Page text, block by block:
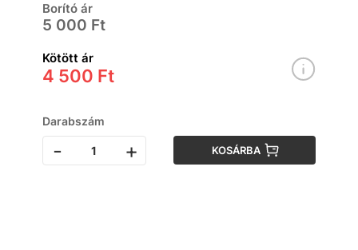
Borító ár
5 000 Ft
Kötött ár
4 500 Ft
Darabszám
- + KOSÁRBA